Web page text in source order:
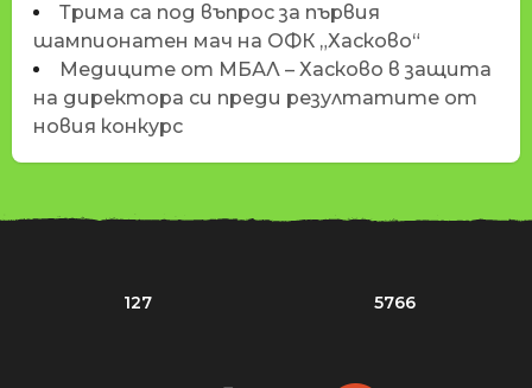
Трима са под въпрос за първия
шампионатен мач на ОФК „Хасково“
Медиците от МБАЛ – Хасково в защита
на директора си преди резултатите от
новия конкурс
127 5766